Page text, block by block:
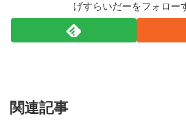
げすらいだーをフォロー
関連記事